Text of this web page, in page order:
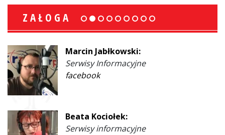
ZAŁOGA
Marcin Jabłkowski:
Serwisy Informacyjne
facebook
Beata Kociołek:
Serwisy informacyjne